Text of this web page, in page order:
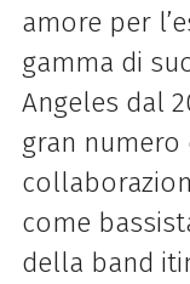
amore per
gamma di
Angeles dal
gran numero
come
della band